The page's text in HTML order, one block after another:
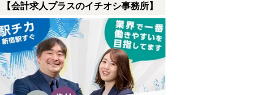
【会計求人プラスのイチオシ事務所】